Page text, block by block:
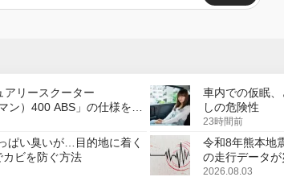
アリースクーター
ン）400 ABS」の仕様を変
車内での仮眠
しの危険性
23時間前
ぱい臭いが…目的地に着く
カビを防ぐ方法
令和8年熊本地
の走行データ
2026.08.03